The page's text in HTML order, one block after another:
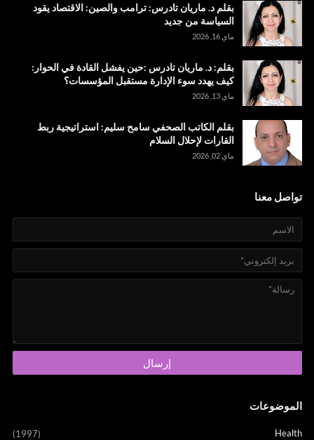
بقلم د. ماريان تادرس: ترامب والصين: الاقتصاد يقود
السياسة من جديد
ماي 16, 2026
بقلم: د. ماريان تادرس :حين يفشل القادة في الحوار:
كيف يهدد سوء الإدارة مستقبل المؤسسات؟
ماي 13, 2026
بقلم الكاتب الصحفي سامح سليم: استراتيجية ربط
القارات لإحلال السلام
ماي 02, 2026
تواصل معنا
الموضوعات
Health
(1997)